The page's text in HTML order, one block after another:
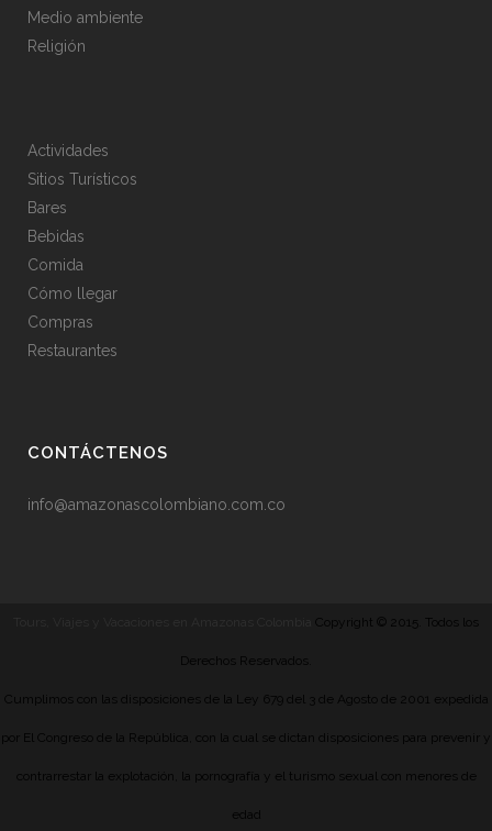
Medio ambiente
Religión
Actividades
Sitios Turísticos
Bares
Bebidas
Comida
Cómo llegar
Compras
Restaurantes
CONTÁCTENOS
info@amazonascolombiano.com.co
Copyright © 2015. Todos los
Derechos Reservados.
Cumplimos con las disposiciones de la Ley 679 del 3 de Agosto de 2001 expedida
por El Congreso de la República, con la cual se dictan disposiciones para prevenir y
contrarrestar la explotación, la pornografía y el turismo sexual con menores de
edad